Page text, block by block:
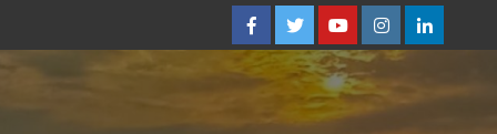
FacebookTwitterYoutubeInstagramLinkedin